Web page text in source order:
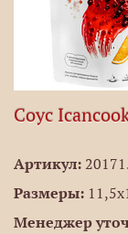
Соус
Артикул:
Размеры:
Менеджер